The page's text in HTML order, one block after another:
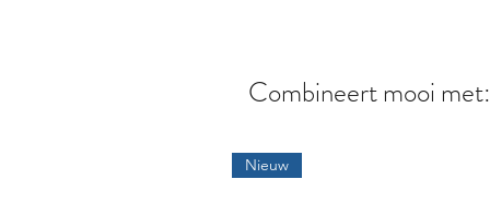
Combineert mooi met:
Nieuw